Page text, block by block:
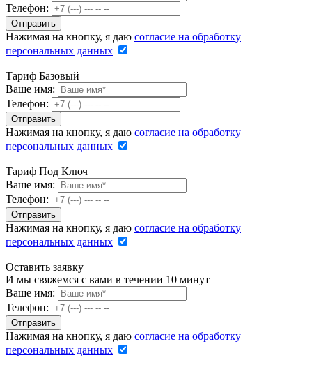
Телефон:
Нажимая на кнопку, я даю согласие на обработку
персональных данных
Тариф Базовый
Ваше имя:
Телефон:
Нажимая на кнопку, я даю согласие на обработку
персональных данных
Тариф Под Ключ
Ваше имя:
Телефон:
Нажимая на кнопку, я даю согласие на обработку
персональных данных
Оставить заявку
И мы свяжемся с вами в течении 10 минут
Ваше имя:
Телефон:
Нажимая на кнопку, я даю согласие на обработку
персональных данных